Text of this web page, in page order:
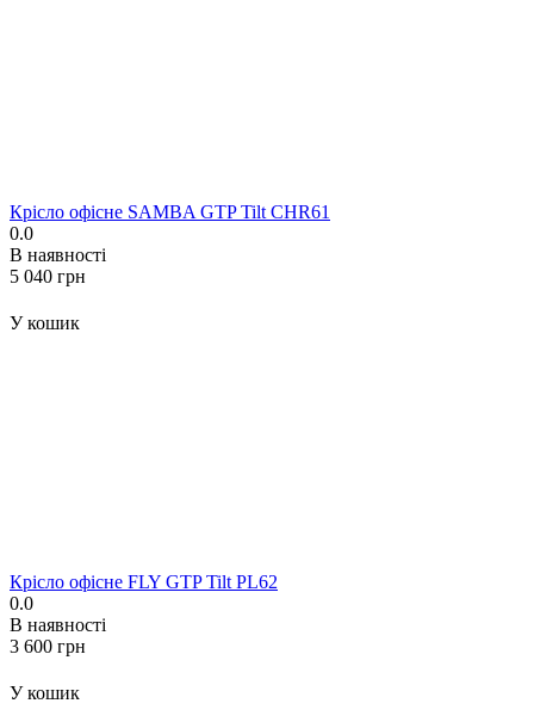
Крісло офісне SAMBA GTP Tilt CHR61
0.0
В наявності
‍5 040‍ грн
У кошик
Крісло офісне FLY GTP Tilt PL62
0.0
В наявності
‍3 600‍ грн
У кошик